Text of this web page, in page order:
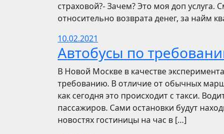
страховой?- Зачем? Это моя доп услуга.
относительно возврата денег, за найм
10.02.2021
Автобусы по
В Новой Москве в качестве
требованию. В отличие от обычных
как сегодня это происходит с такси.
пассажиров. Сами остановки будут
новостях гостиницы на час в […]